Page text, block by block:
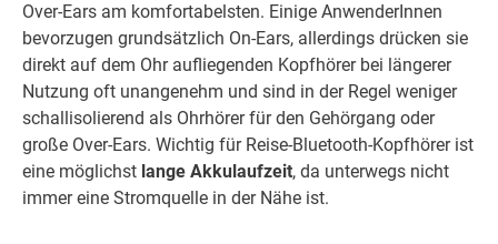
Over-Ears am komfortabelsten. Einige AnwenderInnen
bevorzugen grundsätzlich On-Ears, allerdings drücken sie
direkt auf dem Ohr aufliegenden Kopfhörer bei längerer
Nutzung oft unangenehm und sind in der Regel weniger
schallisolierend als Ohrhörer für den Gehörgang oder
große Over-Ears. Wichtig für Reise-Bluetooth-Kopfhörer ist
eine möglichst lange Akkulaufzeit, da unterwegs nicht
immer eine Stromquelle in der Nähe ist.